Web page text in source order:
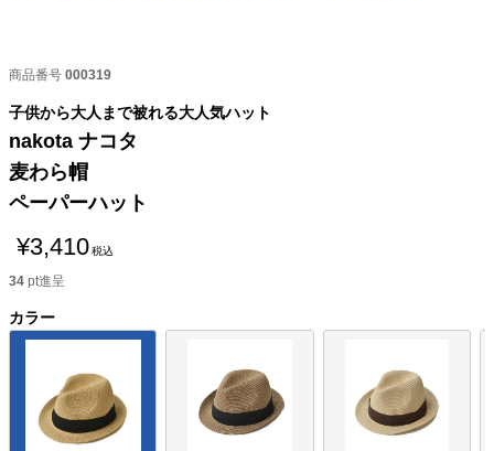
商品番号 000319
子供から大人まで被れる大人気ハット
nakota ナコタ
麦わら帽
ペーパーハット
¥3,410税込
34 pt進呈
カラー